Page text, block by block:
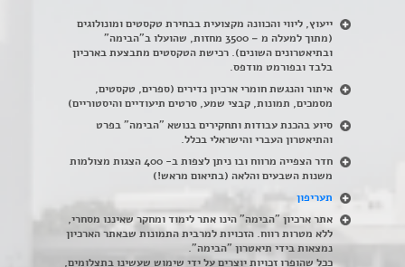
ייעוץ, ליווי והכוונה מקצועית בבחירת טקסטים ומונולוגים
(מתוך למעלה מ – 3500 מחזות, שהועלו ב"הבימה"
ובתיאטרונים השונים). רכישת הטקסטים מתבצעת בארכיון
בלבד ובפורמט מודפס.
איתור והנגשת חומרי ארכיון נדירים (ספרים, טקסטים,
מסמכים, תמונות, קבצי שמע, סרטים תיעודיים והיסטוריים)
סיוע בהכנת עבודות ותחקירים בנושא "הבימה" בפרט
והתיאטרון העברי והישראלי בכלל.
חדר הצפייה מרווח ובו ניתן לצפות ב- 400 הצגות מצולמות
משנות השבעים והלאה (בתיאום מראש!)
תעריפון
אתר ארכיון "הבימה" הינו אתר לימוד ומחקר שאיננו מסחרי,
ללא מטרות רווח. הזכויות למרבית התמונות שבאתר הארכיון
נמצאות בידי תיאטרון "הבימה".
ככל שהופרו זכויות יוצרים על ידי שימוש שעשינו בתצלומים,